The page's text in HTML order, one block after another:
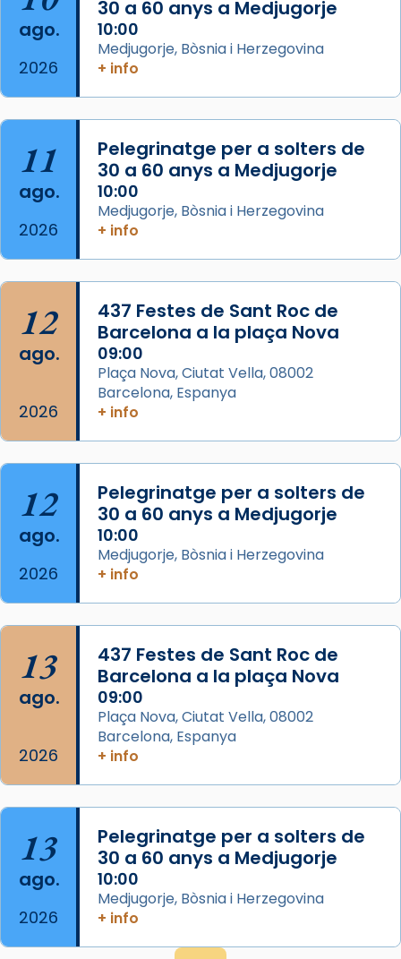
2 weeks ago
Aquest dilluns, 27 de juliol, ha tingut lloc la
missa d’acció de gràcies en agraïment al
comitè organitzador de la visita apostòlica
del Sant Pare Lleó XIV a Barcelona, i als
col·laboradors, a la Catedral de Barcelona.
L’arquebisbe de Barcelona, el cardenal Joan
Josep Omella, ha presidit la missa i l’ha
concelebrat el bisbe auxiliar de Barcelona,
Mons. David Abadías.
📸 Dr. G. Simón
Foto
View on Facebook · Share
Arquebisbat de Barcelona
2 weeks ago
Memòria de les santes Juliana i
Acompanyant la història de sant Cugat, a
partir de l’Edat Mitjana sorgeix la tradició
que les santes Juliana (“relatiu a Júlia”) i
Semproniana (“relatiu a Semprònia =
eterna”) són deixebles seves. I l’any 1667, el
frare Joan Gaspar Roig, afirma en una obra
que les santes són filles de l’antiga Iluro.
Mataró en reivindicarà les relíq
View on Facebook · Share
ago.
2026
30 a 60 anys a Medjugorje
10:00
Medjugorje, Bòsnia i Herzegovina
+ info
11
ago.
2026
Pelegrinatge per a solters de
30 a 60 anys a Medjugorje
10:00
Medjugorje, Bòsnia i Herzegovina
+ info
12
ago.
2026
437 Festes de Sant Roc de
Barcelona a la plaça Nova
09:00
Plaça Nova, Ciutat Vella, 08002
Barcelona, Espanya
+ info
12
ago.
2026
Pelegrinatge per a solters de
30 a 60 anys a Medjugorje
10:00
Medjugorje, Bòsnia i Herzegovina
+ info
13
ago.
2026
437 Festes de Sant Roc de
Barcelona a la plaça Nova
09:00
Plaça Nova, Ciutat Vella, 08002
Barcelona, Espanya
+ info
13
ago.
2026
Pelegrinatge per a solters de
30 a 60 anys a Medjugorje
10:00
Medjugorje, Bòsnia i Herzegovina
+ info